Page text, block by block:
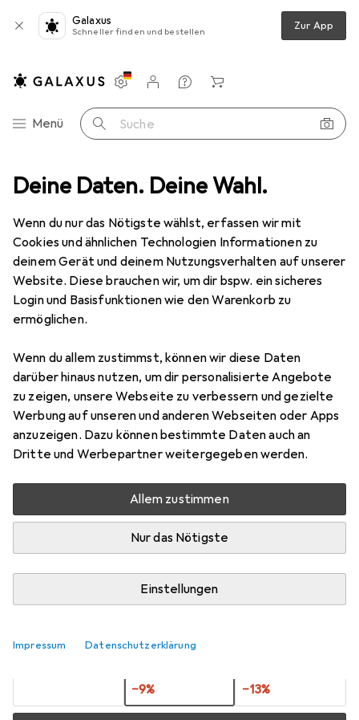
Deine Daten. Deine Wahl.
Wenn du nur das Nötigste wählst, erfassen wir mit
Cookies und ähnlichen Technologien Informationen zu
deinem Gerät und deinem Nutzungsverhalten auf unserer
Website. Diese brauchen wir, um dir bspw. ein sicheres
Login und Basisfunktionen wie den Warenkorb zu
ermöglichen.
Wenn du allem zustimmst, können wir diese Daten
darüber hinaus nutzen, um dir personalisierte Angebote
zu zeigen, unsere Webseite zu verbessern und gezielte
Werbung auf unseren und anderen Webseiten oder Apps
anzuzeigen. Dazu können bestimmte Daten auch an
Dritte und Werbepartner weitergegeben werden.
Allem zustimmen
Nur das Nötigste
Einstellungen
Impressum Datenschutzerklärung
Galaxus
Schneller finden und bestellen Zur App
Navigation nach Kategorien
Menü Suche
Einstellungen
Kundenkonto
Vergleichslisten
Merklisten
Warenkorb
Smartphone Schutz Smartphone Hülle
4 Bilder
MENGENRABATT
CellularlineFine
Samsung Galaxy S10+
Preis in EUR inkl. MwSt.
EUR
7,71
Bewertungen Marke
Zwischen Mi, 19.8. und Fr, 21.8. geliefert
Nur 3 Stück an Lager beim Lieferanten
Benachrichtigen, wenn schneller verfügbar
1 Stück
−9% −13%